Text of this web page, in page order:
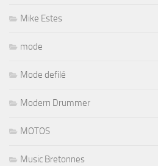
Mike Estes
mode
Mode defilé
Modern Drummer
MOTOS
Music Bretonnes